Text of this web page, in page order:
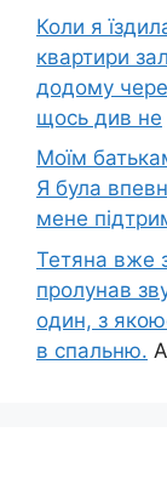
Коли я
квартири
додому
щось див не
Моїм
Я була
мене
Тетяна вже
пролунав
один, з
в спальню.